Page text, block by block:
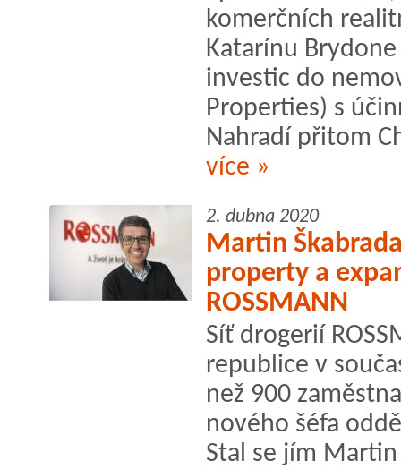
komerčních
Katarínu
investic do
Properties) s
Nahradí přitom
více »
2. dubna 2020
Martin
property a
ROSSMANN
Síť drogerií
republice v
než 900
nového šéfa
Stal se jím Martin